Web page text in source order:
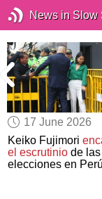
News in Slow
17 June 2026
Keiko Fujimori
el escrutinio de las
elecciones en Perú